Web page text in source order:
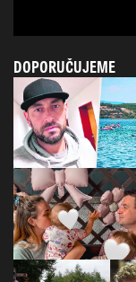
DOPORUČUJEME